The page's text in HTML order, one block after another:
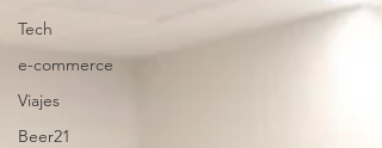
Tech
e-commerce
Viajes
Beer21